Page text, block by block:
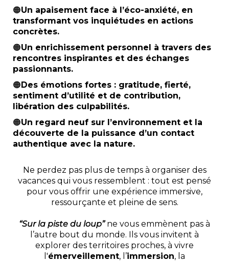
🟠Un apaisement face à l’éco-anxiété, en
transformant vos inquiétudes en actions
concrètes.
🟠Un enrichissement personnel à travers des
rencontres inspirantes et des échanges
passionnants.
🟠Des émotions fortes : gratitude, fierté,
sentiment d’utilité et de contribution,
libération des culpabilités.
🟠Un regard neuf sur l’environnement et la
découverte de la puissance d’un contact
authentique avec la nature.
Ne perdez pas plus de temps à organiser des
vacances qui vous ressemblent : tout est pensé
pour vous offrir une expérience immersive,
ressourçante et pleine de sens.
“Sur la piste du loup”ne vous emmènent pas à
l’autre bout du monde. Ils vous invitent à
explorer des territoires proches, à vivre
l'émerveillement, l’immersion, la